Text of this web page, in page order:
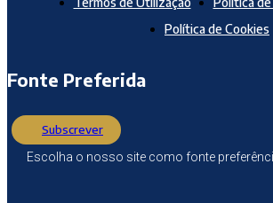
Política de Cookies
Fonte Preferida
Subscrever
Escolha o nosso site como fonte